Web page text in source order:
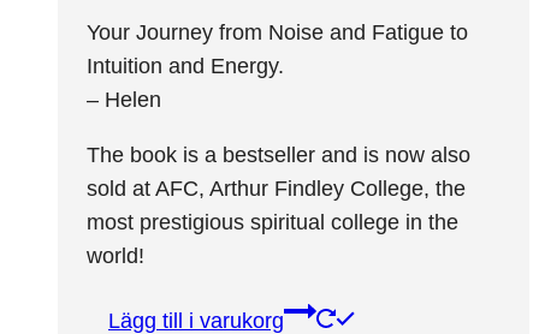
Your Journey from Noise and Fatigue to
Intuition and Energy.
– Helen
The book is a bestseller and is now also
sold at AFC, Arthur Findley College, the
most prestigious spiritual college in the
world!
Lägg till i varukorg